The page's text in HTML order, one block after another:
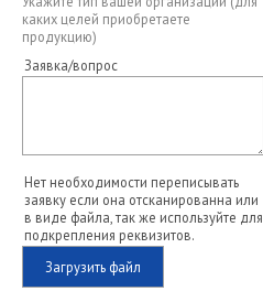
каких целей приобретаете
продукцию)
Заявка/вопрос
Нет необходимости переписывать
заявку если она отсканированна или
в виде файла, так же используйте для
подкрепления реквизитов.
Загрузить файл